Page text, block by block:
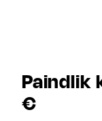
Paindlik
€